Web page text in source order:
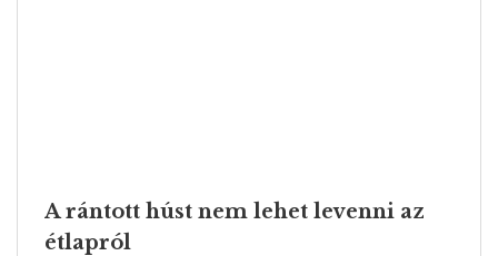
A rántott húst nem lehet levenni az
étlapról